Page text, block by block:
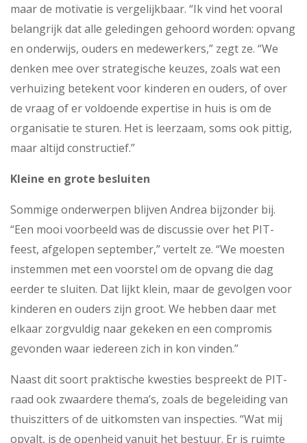
maar de motivatie is vergelijkbaar. “Ik vind het vooral
belangrijk dat alle geledingen gehoord worden: opvang
en onderwijs, ouders en medewerkers,” zegt ze. “We
denken mee over strategische keuzes, zoals wat een
verhuizing betekent voor kinderen en ouders, of over
de vraag of er voldoende expertise in huis is om de
organisatie te sturen. Het is leerzaam, soms ook pittig,
maar altijd constructief.”
Kleine en grote besluiten
Sommige onderwerpen blijven Andrea bijzonder bij.
“Een mooi voorbeeld was de discussie over het PIT-
feest, afgelopen september,” vertelt ze. “We moesten
instemmen met een voorstel om de opvang die dag
eerder te sluiten. Dat lijkt klein, maar de gevolgen voor
kinderen en ouders zijn groot. We hebben daar met
elkaar zorgvuldig naar gekeken en een compromis
gevonden waar iedereen zich in kon vinden.”
Naast dit soort praktische kwesties bespreekt de PIT-
raad ook zwaardere thema’s, zoals de begeleiding van
thuiszitters of de uitkomsten van inspecties. “Wat mij
opvalt, is de openheid vanuit het bestuur. Er is ruimte